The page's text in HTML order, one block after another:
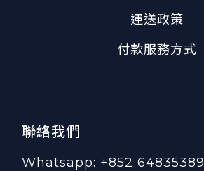
運送政策
付款服務方式
聯絡我們
Whatsapp: +852 64835389